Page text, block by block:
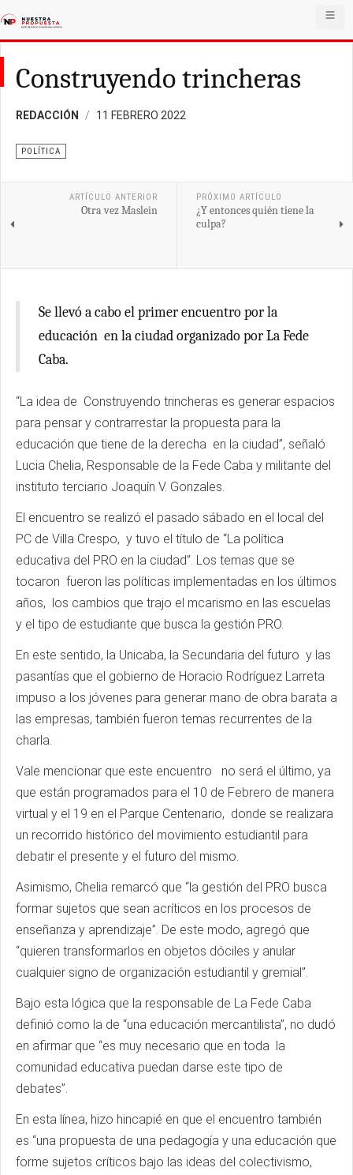
Construyendo trincheras
REDACCIÓN 11 FEBRERO 2022
POLÍTICA
ARTÍCULO ANTERIOR
Otra vez Maslein
PRÓXIMO ARTÍCULO
¿Y entonces quién tiene la
culpa?
Se llevó a cabo el primer encuentro por la
educación en la ciudad organizado por La Fede
Caba.
“La idea de Construyendo trincheras es generar espacios
para pensar y contrarrestar la propuesta para la
educación que tiene de la derecha en la ciudad”, señaló
Lucia Chelia, Responsable de la Fede Caba y militante del
instituto terciario Joaquín V. Gonzales.
El encuentro se realizó el pasado sábado en el local del
PC de Villa Crespo, y tuvo el título de “La política
educativa del PRO en la ciudad”. Los temas que se
tocaron fueron las políticas implementadas en los últimos
años, los cambios que trajo el mcarismo en las escuelas
y el tipo de estudiante que busca la gestión PRO.
En este sentido, la Unicaba, la Secundaria del futuro y las
pasantías que el gobierno de Horacio Rodríguez Larreta
impuso a los jóvenes para generar mano de obra barata a
las empresas, también fueron temas recurrentes de la
charla.
Vale mencionar que este encuentro no será el último, ya
que están programados para el 10 de Febrero de manera
virtual y el 19 en el Parque Centenario, donde se realizara
un recorrido histórico del movimiento estudiantil para
debatir el presente y el futuro del mismo.
Asimismo, Chelia remarcó que “la gestión del PRO busca
formar sujetos que sean acríticos en los procesos de
enseñanza y aprendizaje”. De este modo, agregó que
“quieren transformarlos en objetos dóciles y anular
cualquier signo de organización estudiantil y gremial”.
Bajo esta lógica que la responsable de La Fede Caba
definió como la de “una educación mercantilista”, no dudó
en afirmar que “es muy necesario que en toda la
comunidad educativa puedan darse este tipo de
debates”.
En esta línea, hizo hincapié en que el encuentro también
es “una propuesta de una pedagogía y una educación que
forme sujetos críticos bajo las ideas del colectivismo,